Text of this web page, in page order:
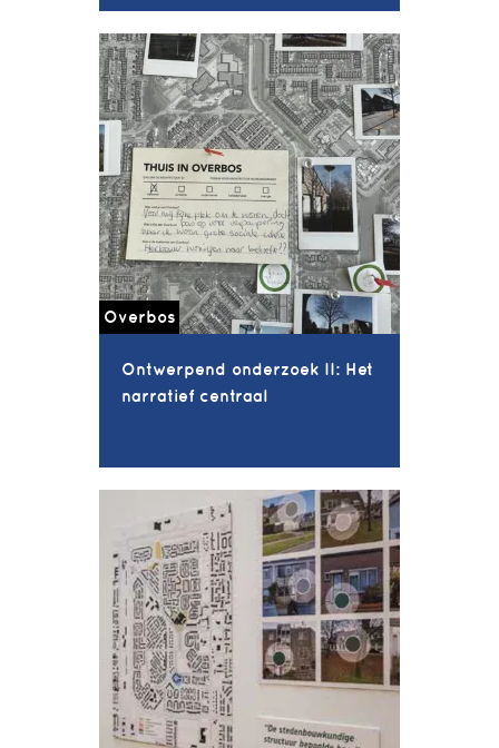
Overbos
Ontwerpend onderzoek II: Het
narratief centraal